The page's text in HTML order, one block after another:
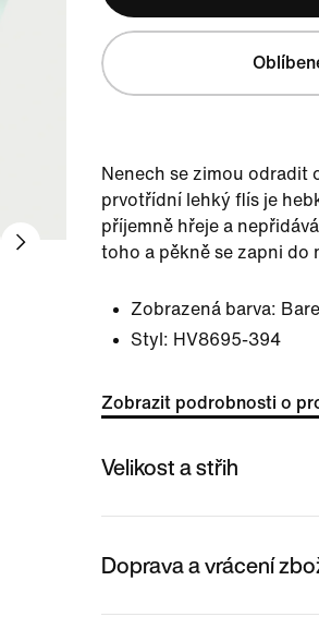
Nenech se zimou odradit
prvotřídní lehký flís je
příjemně hřeje a
toho a pěkně se zapni do
Zobrazená barva:
Styl: HV8695-394
Zobrazit podrobnosti o
Velikost a střih
Doprava a vrácení